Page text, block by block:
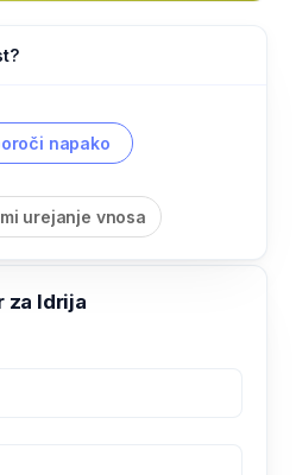
napako
urejanje vnosa
za Idrija